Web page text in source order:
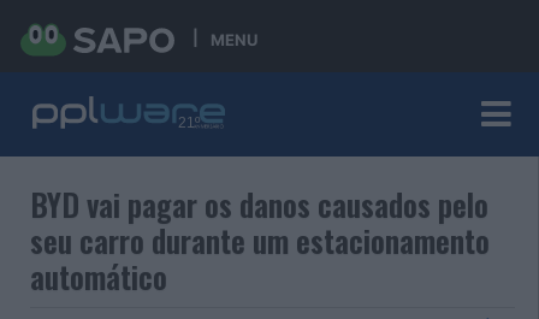
MENU
BYD vai pagar os danos causados pelo
seu carro durante um estacionamento
automático